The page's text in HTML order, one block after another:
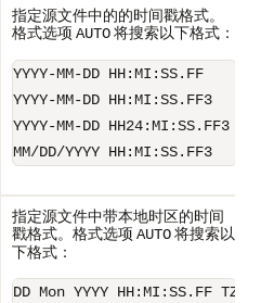
指定源文件中的的时间戳格式。
格式选项 AUTO将搜索以下格式：
YYYY-MM-DD HH:MI:SS.FF
YYYY-MM-DD HH:MI:SS.FF3
YYYY-MM-DD HH24:MI:SS.FF3
MM/DD/YYYY HH:MI:SS.FF3
指定源文件中带本地时区的时间
戳格式。格式选项 AUTO将搜索以
下格式：
DD Mon YYYY HH:MI:SS.FF TZR